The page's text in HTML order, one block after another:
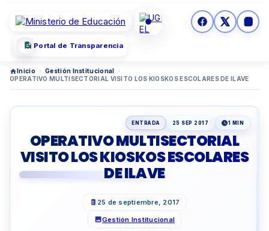
Portal de Transparencia
Inicio › Gestión Institucional ›
OPERATIVO MULTISECTORIAL VISITO LOS KIOSKOS ESCOLARES DE ILAVE
ENTRADA 25 SEP 2017 1 MIN
OPERATIVO MULTISECTORIAL
VISITO LOS KIOSKOS ESCOLARES
DE ILAVE
25 de septiembre, 2017
Gestión Institucional